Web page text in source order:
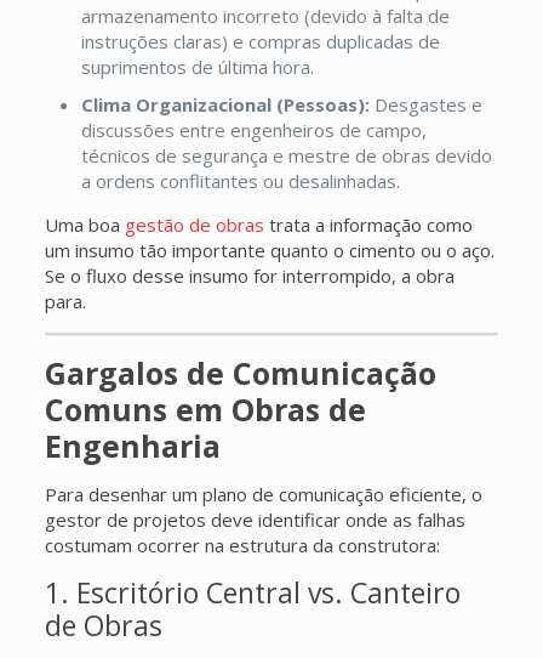
armazenamento incorreto (devido à falta de
instruções claras) e compras duplicadas de
suprimentos de última hora.
Clima Organizacional (Pessoas): Desgastes e
discussões entre engenheiros de campo,
técnicos de segurança e mestre de obras devido
a ordens conflitantes ou desalinhadas.
Uma boa gestão de obras trata a informação como
um insumo tão importante quanto o cimento ou o aço.
Se o fluxo desse insumo for interrompido, a obra
para.
Gargalos de Comunicação
Comuns em Obras de
Engenharia
Para desenhar um plano de comunicação eficiente, o
gestor de projetos deve identificar onde as falhas
costumam ocorrer na estrutura da construtora:
1. Escritório Central vs. Canteiro
de Obras